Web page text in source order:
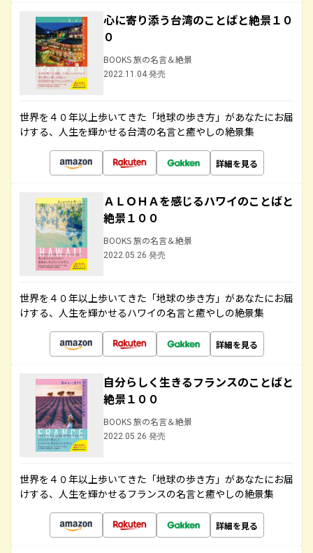
心に寄り添う台湾のことばと絶景１０
０
BOOKS 旅の名言＆絶景
2022.11.04 発売
世界を４０年以上歩いてきた「地球の歩き方」があなたにお届
けする、人生を輝かせる台湾の名言と癒やしの絶景集
詳細を見る
ＡＬＯＨＡを感じるハワイのことばと
絶景１００
BOOKS 旅の名言＆絶景
2022.05.26 発売
世界を４０年以上歩いてきた「地球の歩き方」があなたにお届
けする、人生を輝かせるハワイの名言と癒やしの絶景集
詳細を見る
自分らしく生きるフランスのことばと
絶景１００
BOOKS 旅の名言＆絶景
2022.05.26 発売
世界を４０年以上歩いてきた「地球の歩き方」があなたにお届
けする、人生を輝かせるフランスの名言と癒やしの絶景集
詳細を見る